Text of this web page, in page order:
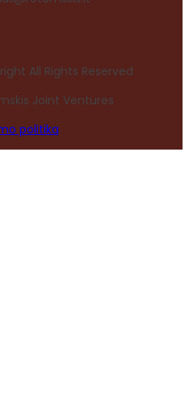
All Rights Reserved
Joint Ventures
politika